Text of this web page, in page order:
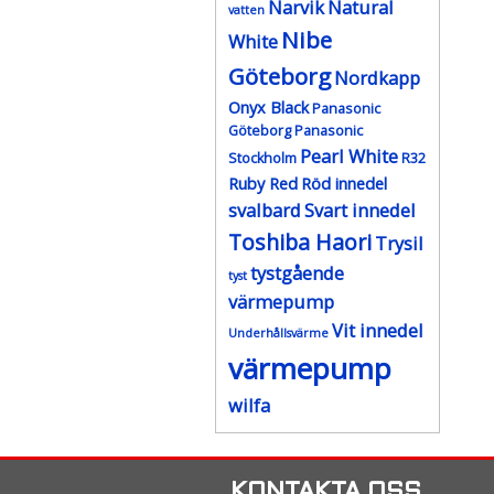
vatten NarvikNatural
White Nibe
GöteborgNordkapp
Onyx Black Panasonic
Göteborg Panasonic
Stockholm Pearl White R32
Ruby Red Röd innedel
svalbardSvart innedel
Toshiba HaoriTrysil
tyst tystgående
värmepump
Underhållsvärme Vit innedel
värmepump
wilfa